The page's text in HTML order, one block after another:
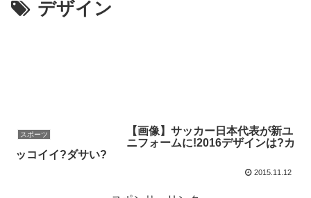
デザイン
スポーツ
【画像】サッカー日本代表が新ユ
ニフォームに!2016デザインは?カ
ッコイイ?ダサい?
2015.11.12